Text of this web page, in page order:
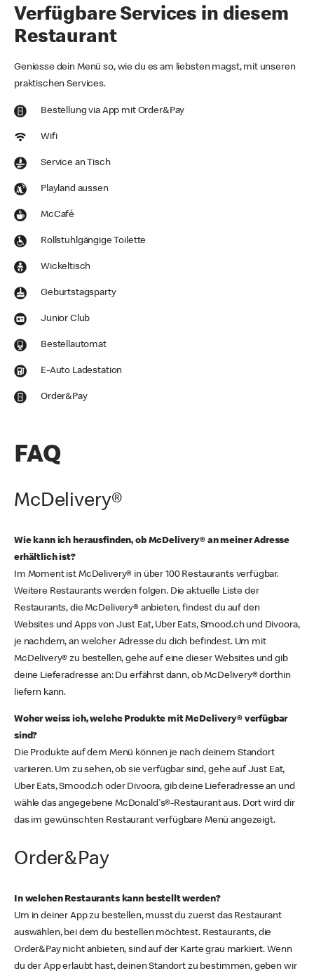
Verfügbare Services in diesem
Restaurant
Geniesse dein Menü so, wie du es am liebsten magst, mit unseren
praktischen Services.
Bestellung via App mit Order&Pay
Wifi
Service an Tisch
Playland aussen
McCafé
Rollstuhlgängige Toilette
Wickeltisch
Geburtstagsparty
Junior Club
Bestellautomat
E-Auto Ladestation
Order&Pay
FAQ
McDelivery®
Wie kann ich herausfinden, ob McDelivery® an meiner Adresse
erhältlich ist?
Im Moment ist McDelivery® in über 100 Restaurants verfügbar.
Weitere Restaurants werden folgen. Die aktuelle Liste der
Restaurants, die McDelivery® anbieten, findest du auf den
Websites und Apps von Just Eat, Uber Eats, Smood.ch und Divoora,
je nachdem, an welcher Adresse du dich befindest. Um mit
McDelivery® zu bestellen, gehe auf eine dieser Websites und gib
deine Lieferadresse an: Du erfährst dann, ob McDelivery® dorthin
liefern kann.
Woher weiss ich, welche Produkte mit McDelivery® verfügbar
sind?
Die Produkte auf dem Menü können je nach deinem Standort
variieren. Um zu sehen, ob sie verfügbar sind, gehe auf Just Eat,
Uber Eats, Smood.ch oder Divoora, gib deine Lieferadresse an und
wähle das angegebene McDonald's®-Restaurant aus. Dort wird dir
das im gewünschten Restaurant verfügbare Menü angezeigt.
Order&Pay
In welchen Restaurants kann bestellt werden?
Um in deiner App zu bestellen, musst du zuerst das Restaurant
auswählen, bei dem du bestellen möchtest. Restaurants, die
Order&Pay nicht anbieten, sind auf der Karte grau markiert. Wenn
du der App erlaubt hast, deinen Standort zu bestimmen, geben wir